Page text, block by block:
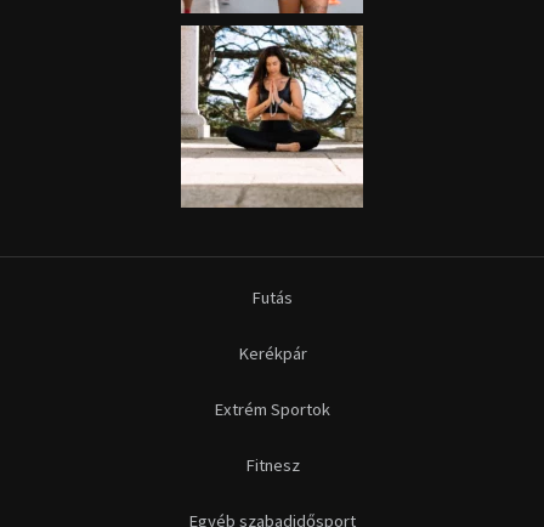
Futás
Kerékpár
Extrém Sportok
Fitnesz
Egyéb szabadidősport